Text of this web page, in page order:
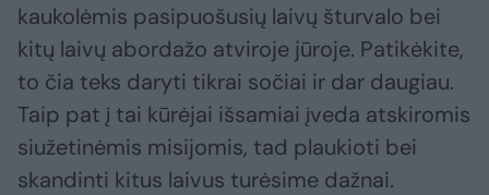
kaukolėmis pasipuošusių laivų šturvalo bei
kitų laivų abordažo atviroje jūroje. Patikėkite,
to čia teks daryti tikrai sočiai ir dar daugiau.
Taip pat į tai kūrėjai išsamiai įveda atskiromis
siužetinėmis misijomis, tad plaukioti bei
skandinti kitus laivus turėsime dažnai.